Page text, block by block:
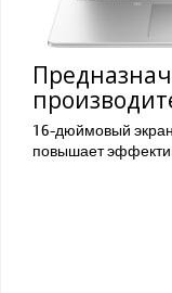
16-дюймовый
повышает